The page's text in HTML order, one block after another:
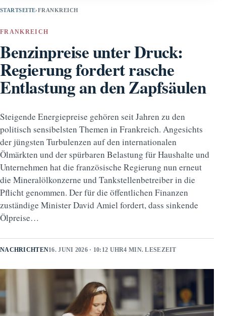
STARTSEITE›FRANKREICH
FRANKREICH
Benzinpreise unter Druck:
Regierung fordert rasche
Entlastung an den Zapfsäulen
Steigende Energiepreise gehören seit Jahren zu den
politisch sensibelsten Themen in Frankreich. Angesichts
der jüngsten Turbulenzen auf den internationalen
Ölmärkten und der spürbaren Belastung für Haushalte und
Unternehmen hat die französische Regierung nun erneut
die Mineralölkonzerne und Tankstellenbetreiber in die
Pflicht genommen. Der für die öffentlichen Finanzen
zuständige Minister David Amiel fordert, dass sinkende
Ölpreise…
NACHRICHTEN16. JUNI 2026 · 10:12 UHR4 MIN. LESEZEIT